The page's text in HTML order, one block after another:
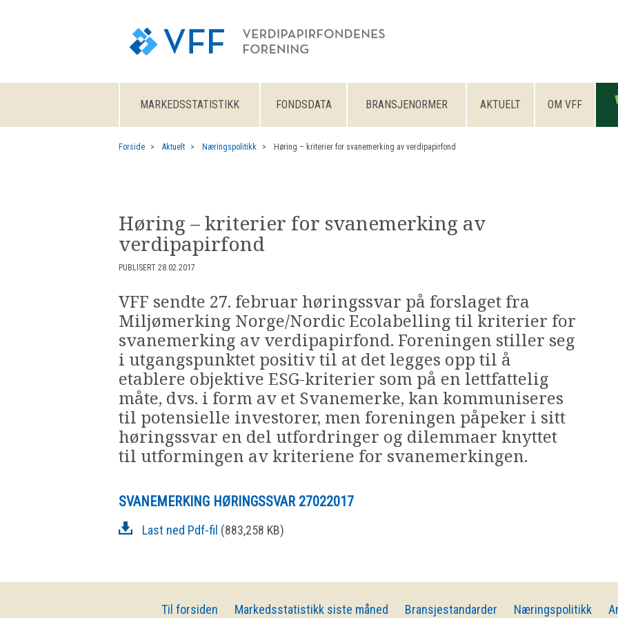
MARKEDSSTATISTIKK FONDSDATA BRANSJENORMER AKTUELT OM VFF
Forside Aktuelt Næringspolitikk Høring – kriterier for svanemerking av verdipapirfond​
Høring – kriterier for svanemerking av
verdipapirfond​
PUBLISERT 28.02.2017
VFF sendte 27. februar høringssvar på forslaget fra
Miljømerking Norge/Nordic Ecolabelling til kriterier for
svanemerking av verdipapirfond. Foreningen stiller seg
i utgangspunktet positiv til at det legges opp til å
etablere objektive ESG-kriterier som på en lettfattelig
måte, dvs. i form av et Svanemerke, kan kommuniseres
til potensielle investorer, men foreningen påpeker i sitt
høringssvar en del utfordringer og dilemmaer knyttet
til utformingen av kriteriene for svanemerkingen.
SVANEMERKING HØRINGSSVAR 27022017
Last ned Pdf-fil (883,258 KB)
Til forsiden Markedsstatistikk siste måned Bransjestandarder Næringspolitikk